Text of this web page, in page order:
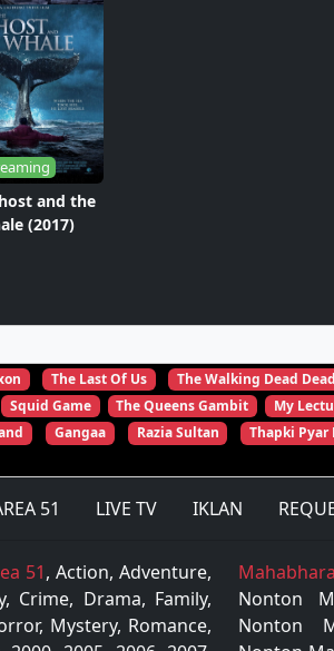
and the
(2017)
The Last Of Us The Walking Dead
Squid Game The Queens Gambit My
Gangaa Razia Sultan Thapki Pyar
51 LIVE TV IKLAN
51, Action, Adventure,
Crime, Drama, Family,
Mystery, Romance,
Nonton
Nonton